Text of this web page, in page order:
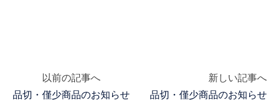
以前の記事へ
品切・僅少商品のお知らせ
新しい記事へ
品切・僅少商品のお知らせ